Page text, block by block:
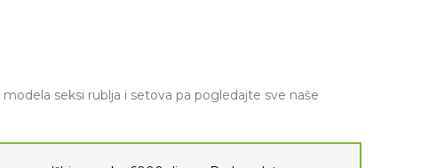
seksi rublja i setova pa pogledajte sve naše